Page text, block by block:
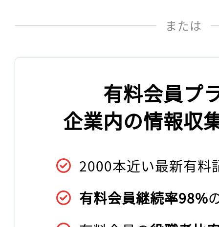
または
有料会員プ
企業内の情報収
2000本近い最新有料
有料会員継続率98%